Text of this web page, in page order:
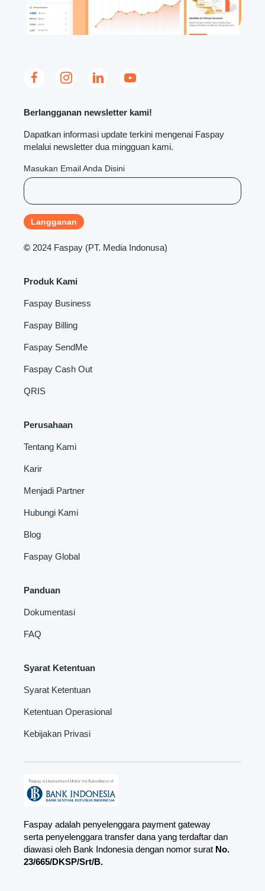
Berlangganan newsletter kami!
Dapatkan informasi update terkini mengenai Faspay
melalui newsletter dua mingguan kami.
Masukan Email Anda Disini
© 2024 Faspay (PT. Media Indonusa)
Produk Kami
Faspay Business
Faspay Billing
Faspay SendMe
Faspay Cash Out
QRIS
Perusahaan
Tentang Kami
Karir
Menjadi Partner
Hubungi Kami
Blog
Faspay Global
Panduan
Dokumentasi
FAQ
Syarat Ketentuan
Syarat Ketentuan
Ketentuan Operasional
Kebijakan Privasi
Faspay adalah penyelenggara payment gateway
serta penyelenggara transfer dana yang terdaftar dan
diawasi oleh Bank Indonesia dengan nomor surat No.
23/665/DKSP/Srt/B.